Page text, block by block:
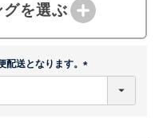
を選ぶ
送となります。